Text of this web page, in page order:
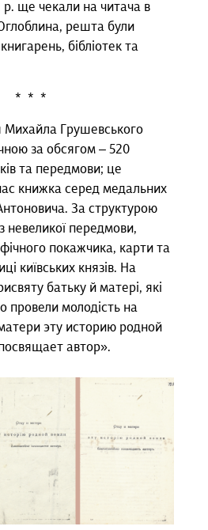
р. ще чекали на читача в
Оглоблина, решта були
бібліотек та
* * *
Грушевського
за обсягом – 520
та передмови; це
книжка серед медальних
За структурою
невеликої передмови,
покажчика, карти та
київських князів. На
батьку й матері, які
провели молодість на
эту историю родной
автор».